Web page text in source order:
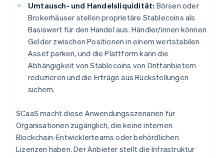
Umtausch- und Handelsliquidität: Börsen oder
Brokerhäuser stellen proprietäre Stablecoins als
Basiswert für den Handel aus. Händler/innen können
Gelder zwischen Positionen in einem wertstabilen
Asset parken, und die Plattform kann die
Abhängigkeit von Stablecoins von Drittanbietern
reduzieren und die Erträge aus Rückstellungen
sichern.
SCaaS macht diese Anwendungsszenarien für
Organisationen zugänglich, die keine internen
Blockchain-Entwicklerteams oder behördlichen
Lizenzen haben. Der Anbieter stellt die Infrastruktur